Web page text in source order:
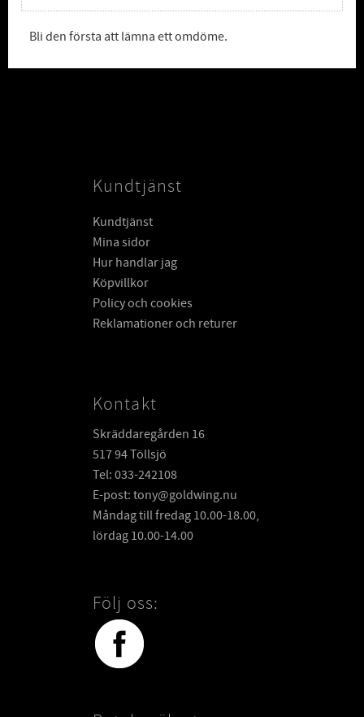
Bli den första att lämna ett omdöme.
Kundtjänst
Kundtjänst
Mina sidor
Hur handlar jag
Köpvillkor
Policy och cookies
Reklamationer och returer
Kontakt
Skräddaregården 16
517 94 Töllsjö
Tel: 033-242108
E-post: tony@goldwing.nu
Måndag till fredag 10.00-18.00,
lördag 10.00-14.00
Följ oss: